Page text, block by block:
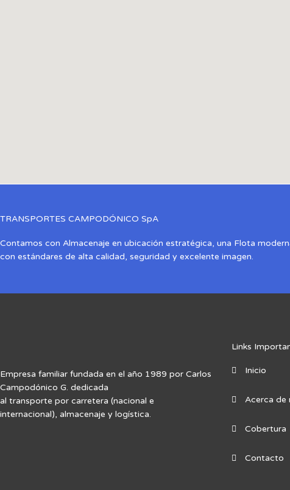
TRANSPORTES CAMPODÓNICO SpA
Contamos con Almacenaje en ubicación estratégica, una Flota
con estándares de alta calidad, seguridad y excelente imagen.
Empresa familiar fundada en el año 1989 por Carlos
Campodónico G. dedicada
al transporte por carretera (nacional e
internacional), almacenaje y logística.
Links
Inicio
Acerca de
Cobertura
Contacto